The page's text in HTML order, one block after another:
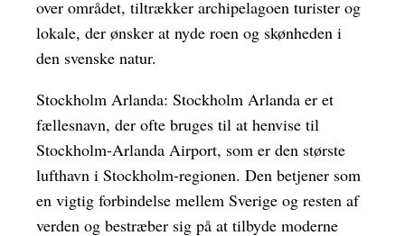
over området, tiltrækker archipelagoen turister og
lokale, der ønsker at nyde roen og skønheden i
den svenske natur.
Stockholm Arlanda: Stockholm Arlanda er et
fællesnavn, der ofte bruges til at henvise til
Stockholm-Arlanda Airport, som er den største
lufthavn i Stockholm-regionen. Den betjener som
en vigtig forbindelse mellem Sverige og resten af
verden og bestræber sig på at tilbyde moderne